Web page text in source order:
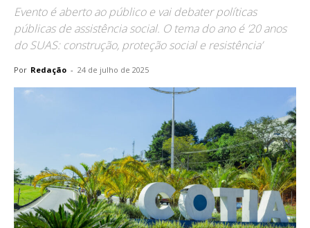
Evento é aberto ao público e vai debater políticas
públicas de assistência social. O tema do ano é ’20 anos
do SUAS: construção, proteção social e resistência’
Por Redação - 24 de julho de 2025